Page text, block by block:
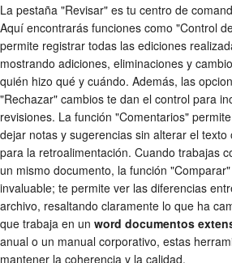
La pestaña "Revisar" es tu centro de
Aquí encontrarás funciones como "Control
permite registrar todas las ediciones
mostrando adiciones, eliminaciones y
quién hizo qué y cuándo. Además, las
"Rechazar" cambios te dan el control para
revisiones. La función "Comentarios"
dejar notas y sugerencias sin alterar el
para la retroalimentación. Cuando trabajas
un mismo documento, la función
invaluable; te permite ver las diferencias
archivo, resaltando claramente lo que ha
que trabaja en un word documentos
anual o un manual corporativo, estas
mantener la coherencia y la calidad.